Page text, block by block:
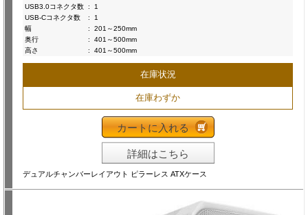
USB3.0コネクタ数 :
1
USB-Cコネクタ数
:
1
幅
:
201～250mm
奥行
:
401～500mm
高さ
: 401～500mm
在庫状況
在庫わずか
カートに入れる
詳細はこちら
デュアルチャンバーレイアウト ピラーレス ATXケース